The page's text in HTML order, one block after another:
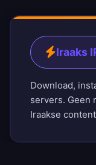
Iraaks
Download,
servers. Geen
Iraakse